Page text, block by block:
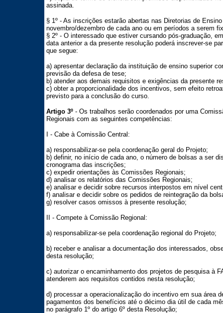
assinada.
§ 1º - As inscrições estarão abertas nas Diretorias de
novembro/dezembro de cada ano ou em períodos a serem
§ 2º - O interessado que estiver cursando pós-graduação,
data anterior a da presente resolução poderá inscrever-se
que segue:
a) apresentar declaração da instituição de ensino superior
previsão da defesa de tese;
b) atender aos demais requisitos e exigências da presente
c) obter a proporcionalidade dos incentivos, sem efeito
previsto para a conclusão do curso.
Artigo 3º- Os trabalhos serão coordenados por uma
Regionais com as seguintes competências:
I - Cabe à Comissão Central:
a) responsabilizar-se pela coordenação geral do Projeto;
b) definir, no início de cada ano, o número de bolsas a ser
cronograma das inscrições;
c) expedir orientações às Comissões Regionais;
d) analisar os relatórios das Comissões Regionais;
e) analisar e decidir sobre recursos interpostos em nível
f) analisar e decidir sobre os pedidos de reintegração da
g) resolver casos omissos à presente resolução;
II - Compete à Comissão Regional:
a) responsabilizar-se pela coordenação regional do Projeto;
b) receber e analisar a documentação dos interessados,
desta resolução;
c) autorizar o encaminhamento dos projetos de pesquisa à
atenderem aos requisitos contidos nesta resolução;
d) processar a operacionalização do incentivo em sua área
pagamentos dos benefícios até o décimo dia útil de cada
no parágrafo 1º do artigo 6º desta Resolução;